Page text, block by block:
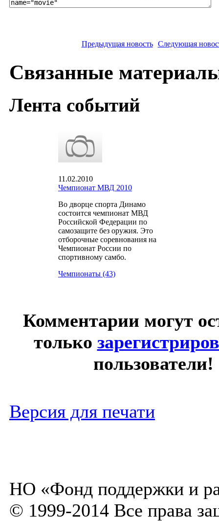
Предыдущая новость Следующая
Связанные
Лента событий
11.02.2010
Чемпионат МВД 2010
Во дворце спорта Динамо
состоится чемпионат МВД
Российской Федерации по
самозащите без оружия. Это
отборочные соревнования на
Чемпионат России по
спортивному самбо.
Чемпионаты (43)
Комментарии могут
только
пользователи!
Версия для печати
НО «Фонд поддержки и
© 1999-2014 Все права